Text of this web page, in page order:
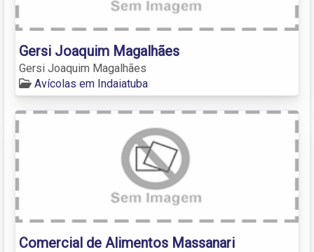
Gersi Joaquim Magalhães
Gersi Joaquim Magalhães
Avícolas em Indaiatuba
Comercial de Alimentos Massanari